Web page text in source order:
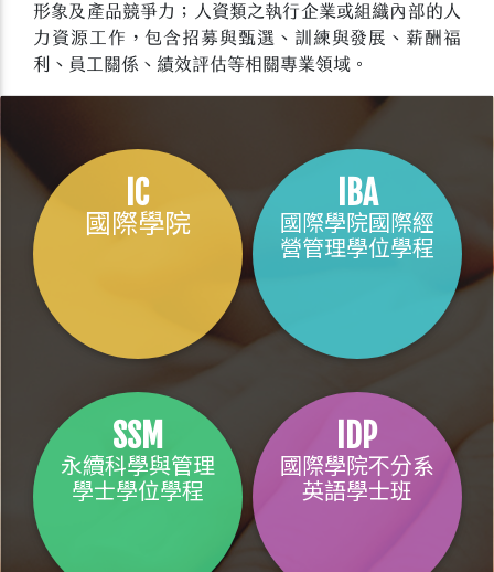
形象及產品競爭力；人資類之執行企業或組織內部的人
力資源工作，包含招募與甄選、訓練與發展、薪酬福
利、員工關係、績效評估等相關專業領域。
IC
國際學院
IBA
國際學院國際經
營管理學位學程
SSM
永續科學與管理
學士學位學程
IDP
國際學院不分系
英語學士班